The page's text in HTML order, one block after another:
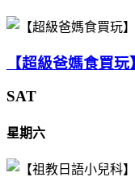
【超級爸媽食買
SAT
星期六